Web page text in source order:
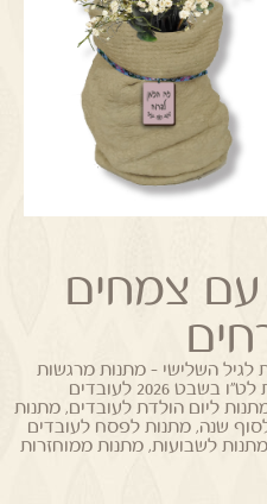
צמחים
לגיל השלישי - מתנות מרגשות
מתנות לט"ו בשבט 2026 לעובדים
ליום הולדת לעובדים,מתנות
שנה,מתנות לפסח לעובדים
מתנות לשבועות,מתנות ממוחזרות